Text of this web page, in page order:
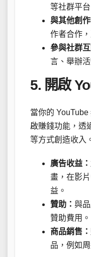
等社群平台
與其他創作
作者合作
參與社群互
言、舉辦
5. 開啟
當你的
啟賺錢功能，透
等方式創造收入
廣告收益：
畫，在影
益。
贊助： 與
贊助費用。
商品銷售：
品，例如